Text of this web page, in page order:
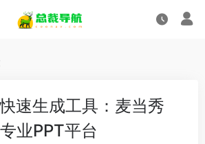
速生成工具：麦当秀
业PPT平台